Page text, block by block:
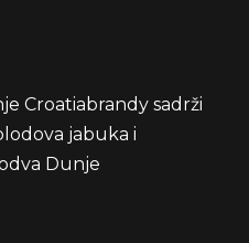
Croatiabrandy sadrži
jabuka i
Dunje